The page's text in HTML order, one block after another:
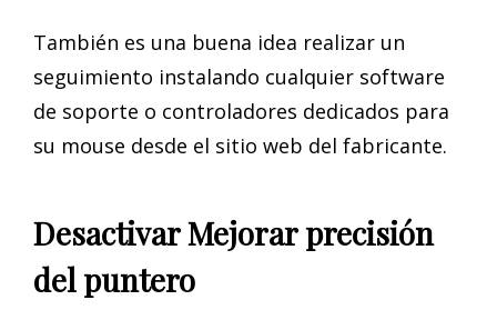
También es una buena idea realizar un
seguimiento instalando cualquier software
de soporte o controladores dedicados para
su mouse desde el sitio web del fabricante.
Desactivar Mejorar precisión
del puntero